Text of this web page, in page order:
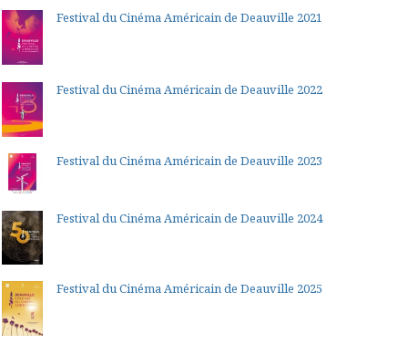
Festival du Cinéma Américain de Deauville 2021
Festival du Cinéma Américain de Deauville 2022
Festival du Cinéma Américain de Deauville 2023
Festival du Cinéma Américain de Deauville 2024
Festival du Cinéma Américain de Deauville 2025